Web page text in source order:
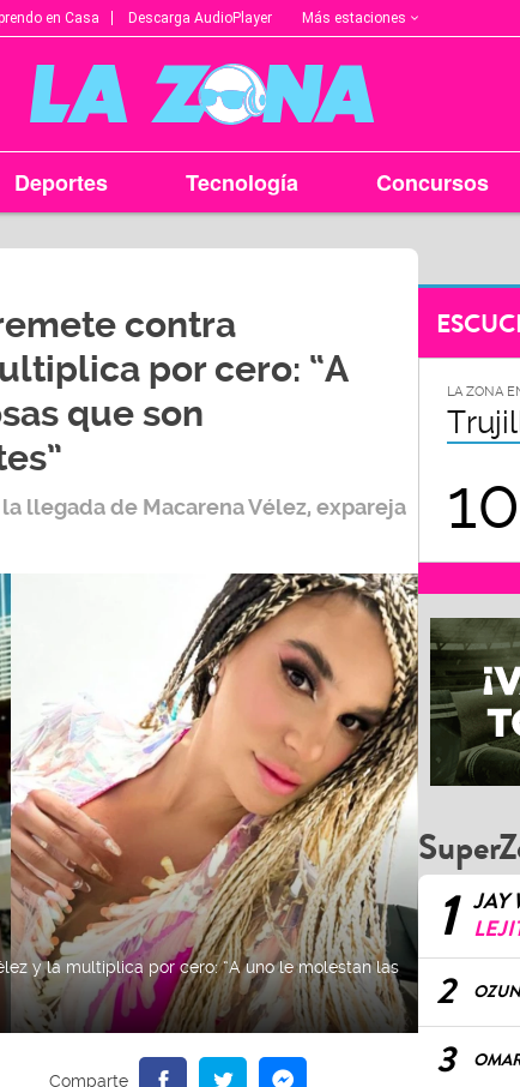
en Casa Descarga AudioPlayer Más estaciones
Deportes Tecnología Concursos
contra
por cero: “A
que son
llegada de Macarena Vélez, expareja
y la multiplica por cero: “A uno le molestan las
LA ZONA EN TU CIUDAD
Arequipa
95.9
LA ZONA
1 JAY
2
3